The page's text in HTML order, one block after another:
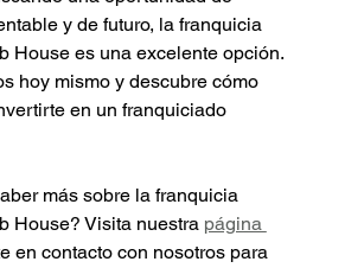
y de futuro, la franquicia
House es una excelente opción.
hoy mismo y descubre cómo
en un franquiciado
más sobre la franquicia
House? Visita nuestra página
en contacto con nosotros para